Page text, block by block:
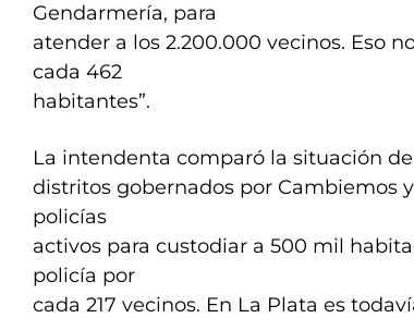
Gendarmería, para
atender a los 2.200.000 vecinos. Eso
cada 462
habitantes”.
La intendenta comparó la situación
distritos gobernados por Cambiemos
policías
activos para custodiar a 500 mil
policía por
cada 217 vecinos. En La Plata es